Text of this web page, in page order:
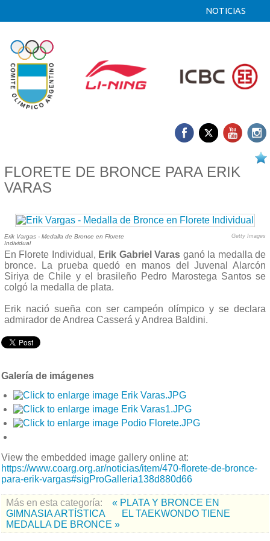
NOTICIAS
FLORETE DE BRONCE PARA ERIK
VARAS
Erik Vargas - Medalla de Bronce en Florete
Individual
Getty Images
En Florete Individual, Erik Gabriel Varas ganó la medalla de
bronce. La prueba quedó en manos del Juvenal Alarcón
Siriya de Chile y el brasileño Pedro Marostega Santos se
colgó la medalla de plata.
Erik nació sueña con ser campeón olímpico y se declara
admirador de Andrea Casserá y Andrea Baldini.
Galería de imágenes
View the embedded image gallery online at:
https://www.coarg.org.ar/noticias/item/470-florete-de-bronce-
para-erik-vargas#sigProGalleria138d880d66
Más en esta categoría:
« PLATA Y BRONCE EN
GIMNASIA ARTÍSTICA
EL TAEKWONDO TIENE
MEDALLA DE BRONCE »